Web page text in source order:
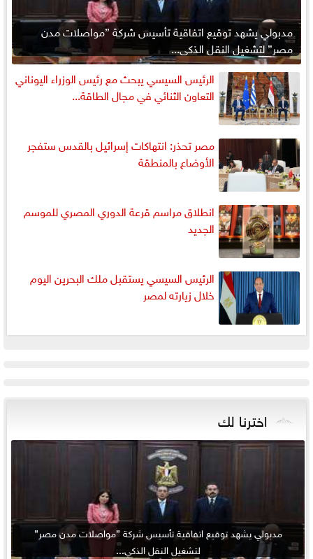
مدبولي يشهد توقيع اتفاقية تأسيس شركة ”مواصلات مدن
مصر” لتشغيل النقل الذكي...
الرئيس السيسي يبحث مع رئيس الوزراء اليوناني
التعاون الثنائي في مجال الطاقة...
مصر تحذر: انتهاكات إسرائيل بالقدس ستفجر
الأوضاع بالمنطقة
انطلاق مراسم قرعة الدوري المصري للموسم
الجديد
الرئيس السيسي يستقبل ملك البحرين اليوم
خلال زيارته لمصر
اخترنا لك
مدبولي يشهد توقيع اتفاقية تأسيس شركة ”مواصلات مدن مصر”
لتشغيل النقل الذكي...